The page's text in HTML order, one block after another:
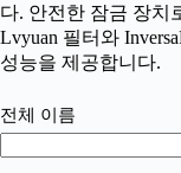
다. 안전한 잠금 장치
Lvyuan 필터와
성능을 제공합니다.
전체 이름